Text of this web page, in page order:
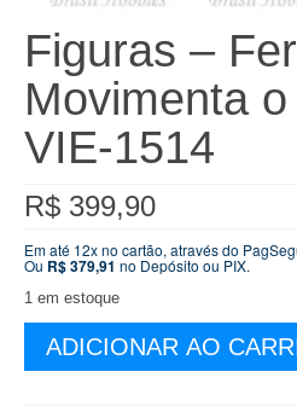
Figuras –
Movimenta
VIE-1514
R$ 399,90
Em até 12x no cartão, através do
Ou R$379,91 no Depósito ou PIX.
1 em estoque
Figuras
ADICIONAR AO